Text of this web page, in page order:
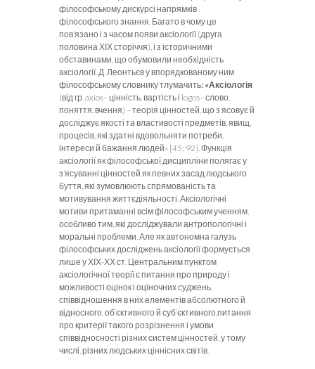
філософському дискурсі напрямків
філософського знання. Багато в чому це
пов’язано і з часом появи аксіології (друга
половина ХІХ сторіччя), і з історичними
обставинами, що обумовили необхідність
аксіології. Д. Леонтьєв у впорядкованому ним
філософському словнику тлумачить: «Аксіологія
(від гр. axios– цінність, вартість і logos– слово,
поняття, вчення) – теорія цінностей, що з’ясовує й
досліджує якості та властивості предметів, явищ,
процесів, які здатні вдовольняти потреби,
інтереси й бажання людей» [45; 92]. Функція
аксіології як філософської дисципліни полягає у
з’ясуванні цінностей як певних засад людського
буття, які зумовлюють спрямованість та
мотивування життєдіяльності. Аксіологічні
мотиви притаманні всім філософським ученням,
особливо тим, які досліджували антропологічні і
моральні проблеми. Але як автономна галузь
філософських досліджень аксіології формується
лише у ХІХ-ХХ ст. Центральним пунктом
аксіологічної теорії є питання про природу і
можливості оцінок і оціночних суджень,
співвідношення в них елементів абсолютного й
відносного, об’єктивного й суб’єктивного,питання
про критерії такого розрізнення і умови
співвідносності різних систем цінностей, у тому
числі, різних людських ціннісних світів.